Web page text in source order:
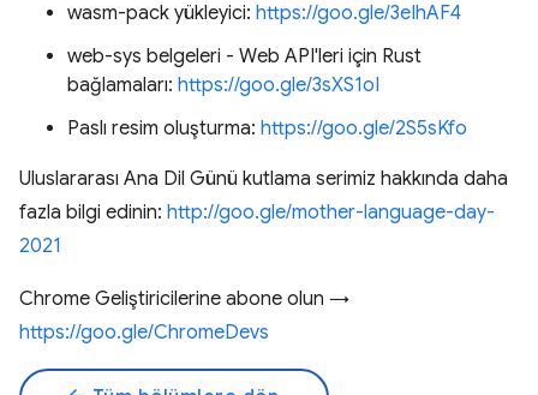
wasm-pack yükleyici: https://goo.gle/3eIhAF4
web-sys belgeleri - Web API'leri için Rust
bağlamaları: https://goo.gle/3sXS1oI
Paslı resim oluşturma: https://goo.gle/2S5sKfo
Uluslararası Ana Dil Günü kutlama serimiz hakkında daha
fazla bilgi edinin: http://goo.gle/mother-language-day-
2021
Chrome Geliştiricilerine abone olun →
https://goo.gle/ChromeDevs